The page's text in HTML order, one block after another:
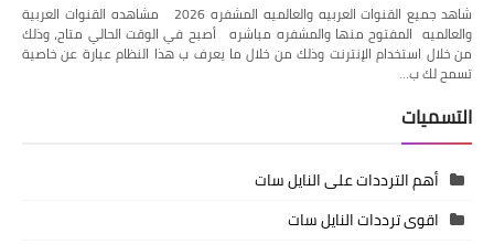
شاهد جميع القنوات العربيه والعالميه المشفره 2026 مشاهده القنوات العربية
والعالميه المفتوح منها والمشفره مباشره أصبح في الوقت الحالي متاح، وذلك
من خلال استخدام الإنترنت وذلك من خلال ما يعرف ب هذا النظام عبارة عن خاصية
تسمح لك ب…
التسميات
أهم الترددات على النايل سات
اقوى ترددات النايل سات